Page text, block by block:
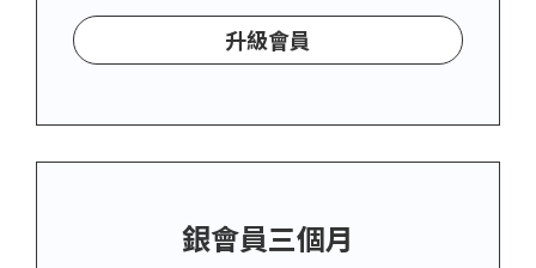
升級會員
銀會員三個月